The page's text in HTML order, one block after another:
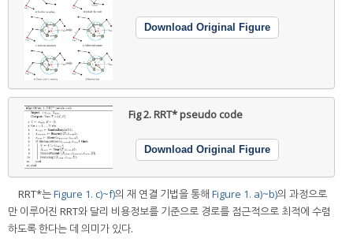
Download Original Figure
Fig 2.RRT* pseudo code
Download Original Figure
RRT*는Figure 1. c)~f)의 재 연결 기법을 통해 Figure 1. a)~b)의 과정으로
만 이루어진 RRT와 달리 비용정보를 기준으로 경로를 점근적으로 최적에 수렴
하도록 한다는 데 의미가 있다.